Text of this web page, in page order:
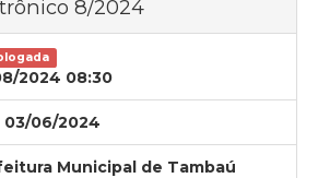
8/2024
2024 08:30
03/06/2024
Municipal de Tambaú